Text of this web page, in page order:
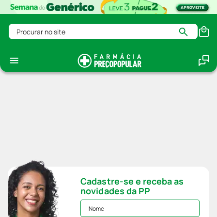
Procurar no site
Cadastre-se e receba as
novidades da PP